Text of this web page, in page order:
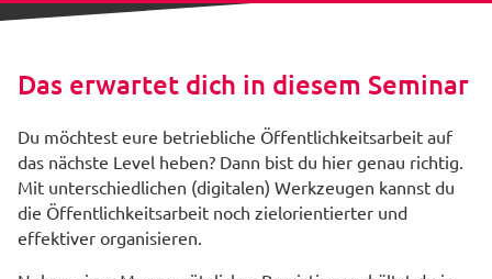
Das erwartet dich in diesem Seminar
Du möchtest eure betriebliche Öffentlichkeitsarbeit auf
das nächste Level heben? Dann bist du hier genau richtig.
Mit unterschiedlichen (digitalen) Werkzeugen kannst du
die Öffentlichkeitsarbeit noch zielorientierter und
effektiver organisieren.